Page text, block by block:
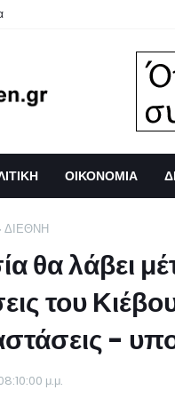
ΟΙΚΟΝΟΜΙΑ
ΔΙΕΘΝΗ
θα λάβει
του
-
μ.μ.